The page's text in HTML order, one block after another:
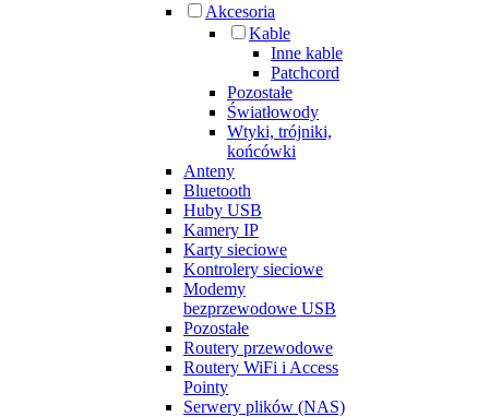
Akcesoria
Kable
Inne kable
Patchcord
Pozostałe
Światłowody
Wtyki, trójniki,
końcówki
Anteny
Bluetooth
Huby USB
Kamery IP
Karty sieciowe
Kontrolery sieciowe
Modemy
bezprzewodowe USB
Pozostałe
Routery przewodowe
Routery WiFi i Access
Pointy
Serwery plików (NAS)